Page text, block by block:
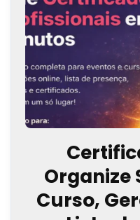
Organize
Curso,